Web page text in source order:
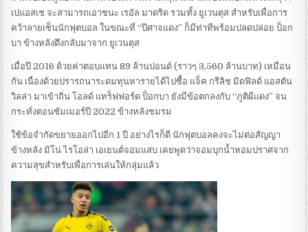
เปแอสเช จะสามารถเอาชนะ เรอัล มาดริด รวมทั้ง ยูเวนตุส สำหรับเพื่อการ
คว้าลายเซ็นนักฟุตบอล ในขณะที่ “ปีศาจแดง” ก็มีท่าทีพร้อมปลดปล่อย ป็อก
บา ข้างหลังดึงกลับมาจาก ยูเวนตุส
เมื่อปี 2016 ด้วยค่าตอบแทน 89 ล้านปอนด์ (ราวๆ 3,560 ล้านบาท) เหมือน
กัน เนื่องด้วยปรารถนาระดมทุนหารายได้ไปซื้อ แจ็ค กรีลิช มิดฟิลด์ แอสตัน
วิลล่า มาเข้าถิ่น โอลด์ แทร็ฟฟอร์ด ป็อกบา ยังมีข้อตกลงกับ “ภูติผีแดง” จน
กระทั่งตอนซัมเมอร์ปี 2022 ข้างหลังชมรม
ใช้ข้อจำกัดขยายออกไปอีก 1 ปี อย่างไรก็ดี นักฟุตบอลคงจะไม่ต่อสัญญา
ข้างหลัง มิโน่ ไรโอล่า เอเยนต์จอมแสบ เคยพูดว่าจอมบุกน้ำหอมปราศจาก
ความสุขสำหรับเพื่อการเล่นให้กลุ่มแล้ว